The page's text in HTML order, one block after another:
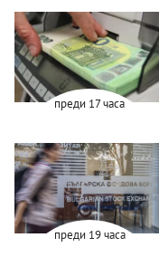
преди 17 часа
преди 19 часа